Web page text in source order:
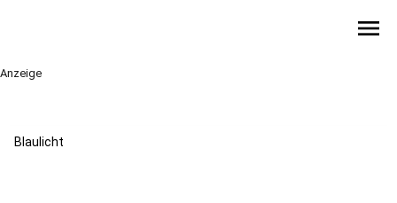
menu
Anzeige
Blaulicht